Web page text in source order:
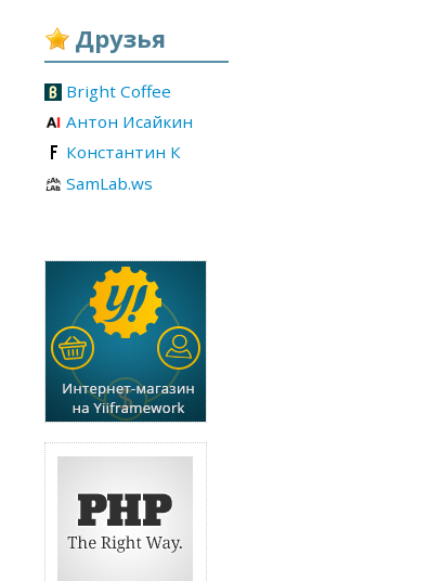
Друзья
Bright Coffee
Антон Исайкин
Константин К
SamLab.ws